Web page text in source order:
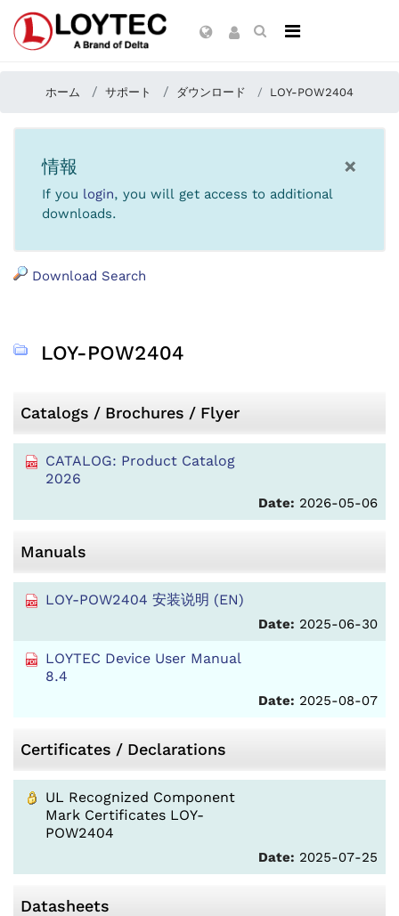
ホーム サポート ダウンロード LOY-POW2404
×
情報
If you login, you will get access to additional
downloads.
Download Search
LOY-POW2404
Catalogs / Brochures / Flyer
CATALOG: Product Catalog
2026
Date: 2026-05-06
Manuals
LOY-POW2404 安装说明 (EN)
Date: 2025-06-30
LOYTEC Device User Manual
8.4
Date: 2025-08-07
Certificates / Declarations
UL Recognized Component
Mark Certificates LOY-
POW2404
Date: 2025-07-25
Datasheets